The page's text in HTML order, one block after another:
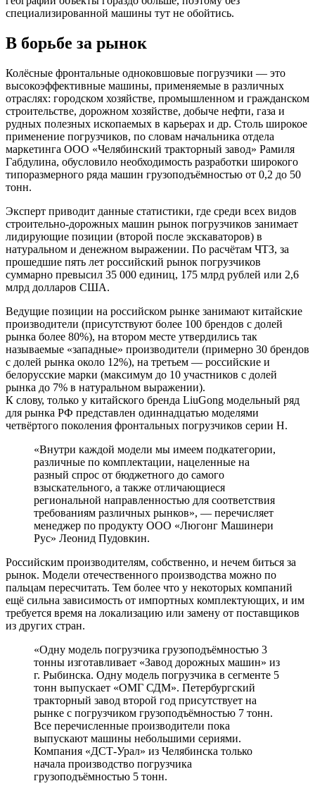
специализированной машины тут не обойтись.
В борьбе за рынок
Колёсные фронтальные одноковшовые погрузчики — это
высокоэффективные машины, применяемые в различных
отраслях: городском хозяйстве, промышленном и гражданском
строительстве, дорожном хозяйстве, добыче нефти, газа и
рудных полезных ископаемых в карьерах и др. Столь широкое
применение погрузчиков, по словам начальника отдела
маркетинга ООО «Челябинский тракторный завод» Рамиля
Габдулина, обусловило необходимость разработки широкого
типоразмерного ряда машин грузоподъёмностью от 0,2 до 50
тонн.
Эксперт приводит данные статистики, где среди всех видов
строительно-дорожных машин рынок погрузчиков занимает
лидирующие позиции (второй после экскаваторов) в
натуральном и денежном выражении. По расчётам ЧТЗ, за
прошедшие пять лет российский рынок погрузчиков
суммарно превысил 35 000 единиц, 175 млрд рублей или 2,6
млрд долларов США.
Ведущие позиции на российском рынке занимают китайские
производители (присутствуют более 100 брендов с долей
рынка более 80%), на втором месте утвердились так
называемые «западные» производители (примерно 30 брендов
с долей рынка около 12%), на третьем — российские и
белорусские марки (максимум до 10 участников с долей
рынка до 7% в натуральном выражении).
К слову, только у китайского бренда LiuGong модельный ряд
для рынка РФ представлен одиннадцатью моделями
четвёртого поколения фронтальных погрузчиков серии H.
«Внутри каждой модели мы имеем подкатегории,
различные по комплектации, нацеленные на
разный спрос от бюджетного до самого
взыскательного, а также отличающиеся
региональной направленностью для соответствия
требованиям различных рынков», — перечисляет
менеджер по продукту ООО «Люгонг Машинери
Рус» Леонид Пудовкин.
Российским производителям, собственно, и нечем биться за
рынок. Модели отечественного производства можно по
пальцам пересчитать. Тем более что у некоторых компаний
ещё сильна зависимость от импортных комплектующих, и им
требуется время на локализацию или замену от поставщиков
из других стран.
«Одну модель погрузчика грузоподъёмностью 3
тонны изготавливает «Завод дорожных машин» из
г. Рыбинска. Одну модель погрузчика в сегменте 5
тонн выпускает «ОМГ СДМ». Петербургский
тракторный завод второй год присутствует на
рынке с погрузчиком грузоподъёмностью 7 тонн.
Все перечисленные производители пока
выпускают машины небольшими сериями.
Компания «ДСТ-Урал» из Челябинска только
начала производство погрузчика
грузоподъёмностью 5 тонн.